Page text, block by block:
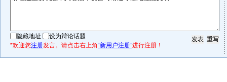
隐藏地址
设为辩论话题
*欢迎您注册发言。请点击右上角“新用户注册”进行注册！